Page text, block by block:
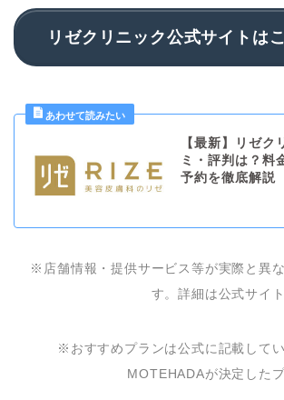
リゼクリニック公式サイトは
【最新】リゼク
ミ・評判は？料
予約を徹底解説
※店舗情報・提供サービス等が実際と異
す。詳細は公式サイ
※おすすめプランは公式に記載して
MOTEHADAが決定した